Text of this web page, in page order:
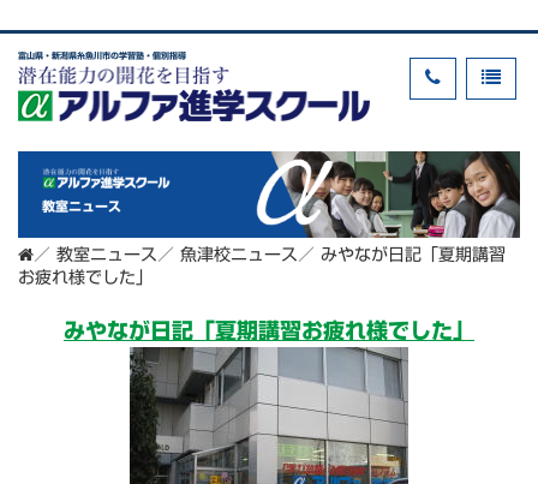
富山県・新潟県糸魚川市の学習塾・個別指導
教室ニュース
／ 教室ニュース ／ 魚津校ニュース ／ みやなが日記「夏期講習
お疲れ様でした」
みやなが日記「夏期講習お疲れ様でした」